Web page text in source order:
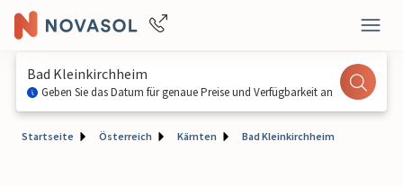
Bad Kleinkirchheim
Geben Sie das Datum für genaue Preise und Verfügbarkeit an
Startseite Österreich Kärnten Bad Kleinkirchheim